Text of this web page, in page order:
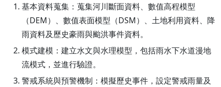
基本資料蒐集：蒐集河川斷面資料、數值高程模型
（DEM）、數值表面模型（DSM）、土地利用資料、降
雨資料及歷史豪雨與颱洪事件資料。
模式建模：建立水文與水理模型，包括雨水下水道漫地
流模式，並進行驗證。
警戒系統與預警機制：模擬歷史事件，設定警戒雨量及